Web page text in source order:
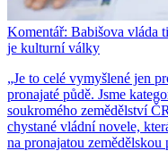
Komentář: Babišova vláda
je kulturní války
„Je to celé vymyšlené jen
pronajaté půdě. Jsme
soukromého zemědělství
chystané vládní novele,
na pronajatou zemědělskou